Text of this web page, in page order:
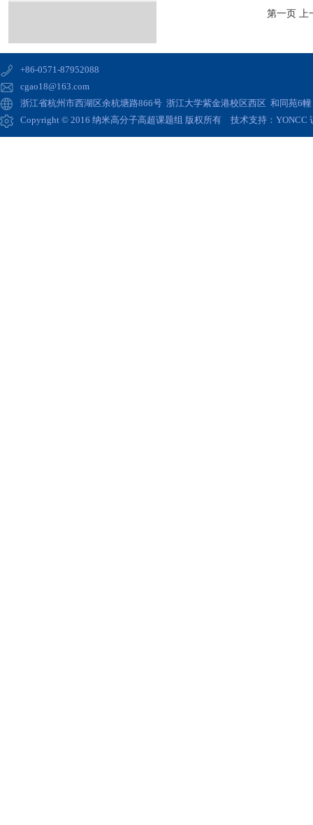
第一页 上
+86-0571-87952088
cgao18@163.com
浙江省杭州市西湖区余杭塘路866号 浙江大学紫金港校区西区 和同苑6
Copyright © 2016 纳米高分子高超课题组 版权所有 技术支持： YONCC